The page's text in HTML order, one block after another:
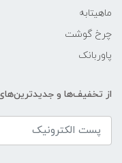
ماهیتابه
چرخ گوشت
پاوربانک
از تخفیف‌ها و